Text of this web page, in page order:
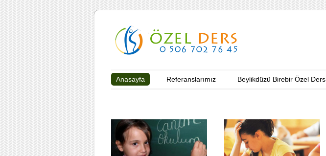
Anasayfa Referanslarımız Beylikdüzü Birebir Özel Ders